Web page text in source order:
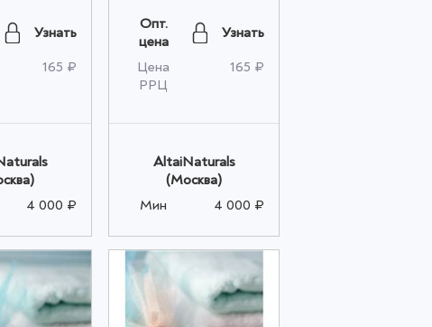
Узнать
165 ₽
4 000 ₽
Опт.
цена
Узнать
Цена
РРЦ
165 ₽
AltaiNaturals
(Москва)
Мин
4 000 ₽